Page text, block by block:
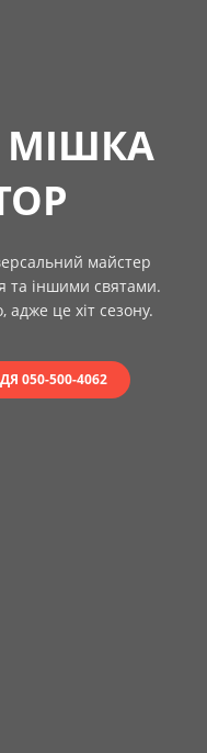
майстер
та іншими святами.
це хіт сезону.
050-500-4062